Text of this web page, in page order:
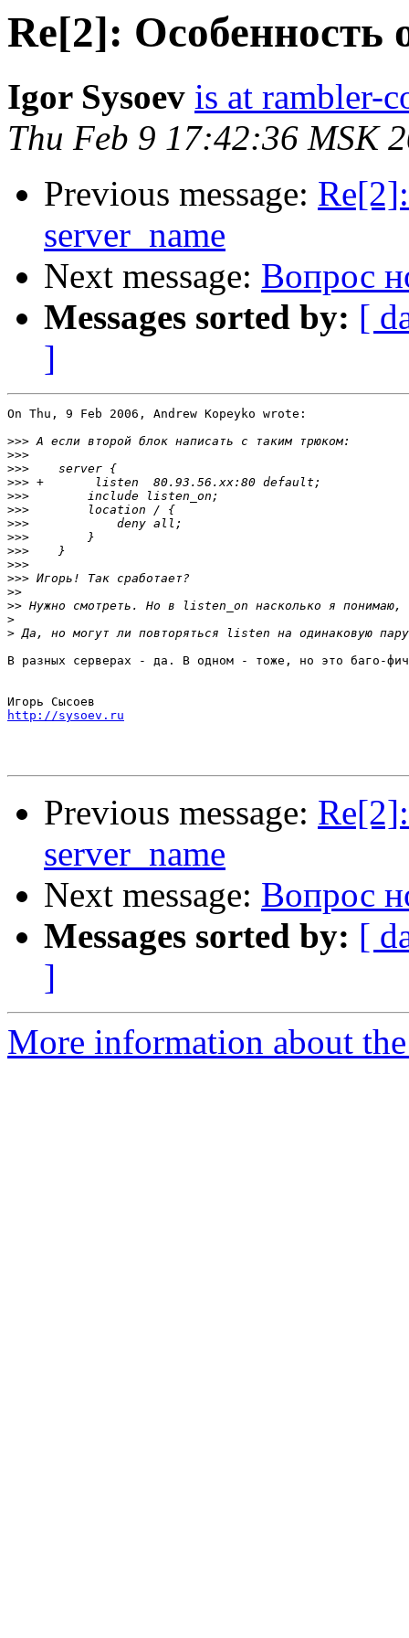
Re[2]: Особенность
Igor Sysoev is at rambler-
Thu Feb 9 17:42:36 MSK
Previous message:
server_name
Next message: Вопрос
Messages sorted by: [
]
On Thu, 9 Feb 2006, Andrew Kopeyko wrote:
>>>
>>>
>>>
>>>
>>>
>>>
>>>
>>>
>>>
>>>
>>>
>>
>>
>
>
В разных серверах - да. В одном - тоже, но это баго-
http://sysoev.ru
Previous message:
server_name
Next message: Вопрос
Messages sorted by: [
]
More information about